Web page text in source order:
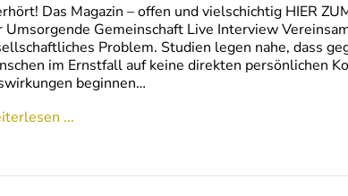
Das Magazin – offen und vielschichtig HIER
Umsorgende Gemeinschaft Live Interview
Problem. Studien legen nahe, dass
im Ernstfall auf keine direkten persönlichen
beginnen…
...